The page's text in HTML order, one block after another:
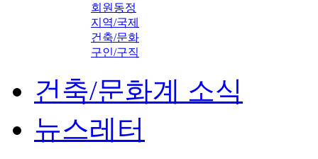
회원동정
지역/국제
건축/문화
구인/구직
건축/문화계 소식
뉴스레터